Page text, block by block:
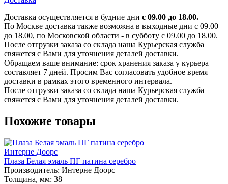
Доставка осуществляется в будние дни с 09.00 до 18.00.
По Москве доставка также возможна в выходные дни с 09.00
до 18.00, по Московской области - в субботу с 09.00 до 18.00.
После отгрузки заказа со склада наша Курьерская служба
свяжется с Вами для уточнения деталей доставки.
Обращаем ваше внимание: срок хранения заказа у курьера
составляет 7 дней. Просим Вас согласовать удобное время
доставки в рамках этого временного интервала.
После отгрузки заказа со склада наша Курьерская служба
свяжется с Вами для уточнения деталей доставки.
Похожие товары
Интерне Доорс
Плаза Белая эмаль ПГ патина серебро
Производитель: Интерне Доорс
Толщина, мм: 38